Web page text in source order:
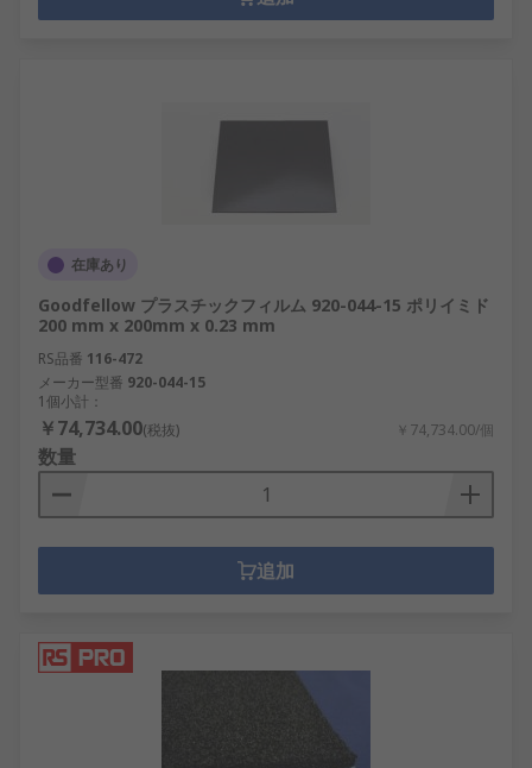
在庫あり
Goodfellow プラスチックフィルム 920-044-15 ポリイミド
200 mm x 200mm x 0.23 mm
RS品番 116-472
メーカー型番 920-044-15
1個小計：
￥74,734.00(税抜) ￥74,734.00/個
数量
追加